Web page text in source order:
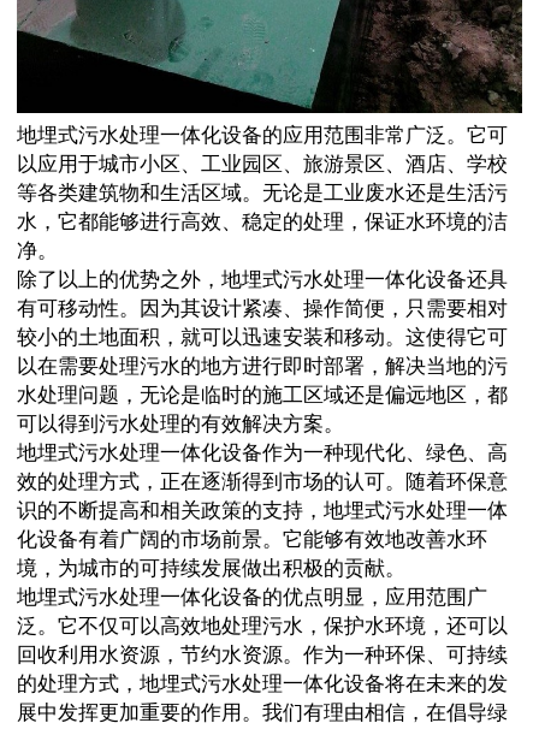
地埋式污水处理一体化设备的应用范围非常广泛。它可
以应用于城市小区、工业园区、旅游景区、酒店、学校
等各类建筑物和生活区域。无论是工业废水还是生活污
水，它都能够进行高效、稳定的处理，保证水环境的洁
净。
除了以上的优势之外，地埋式污水处理一体化设备还具
有可移动性。因为其设计紧凑、操作简便，只需要相对
较小的土地面积，就可以迅速安装和移动。这使得它可
以在需要处理污水的地方进行即时部署，解决当地的污
水处理问题，无论是临时的施工区域还是偏远地区，都
可以得到污水处理的有效解决方案。
地埋式污水处理一体化设备作为一种现代化、绿色、高
效的处理方式，正在逐渐得到市场的认可。随着环保意
识的不断提高和相关政策的支持，地埋式污水处理一体
化设备有着广阔的市场前景。它能够有效地改善水环
境，为城市的可持续发展做出积极的贡献。
地埋式污水处理一体化设备的优点明显，应用范围广
泛。它不仅可以高效地处理污水，保护水环境，还可以
回收利用水资源，节约水资源。作为一种环保、可持续
的处理方式，地埋式污水处理一体化设备将在未来的发
展中发挥更加重要的作用。我们有理由相信，在倡导绿